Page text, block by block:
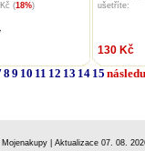
(18%)
ušetříte:
130 Kč
8 9 10 11 12 13 14 15
| Aktualizace 07. 08.